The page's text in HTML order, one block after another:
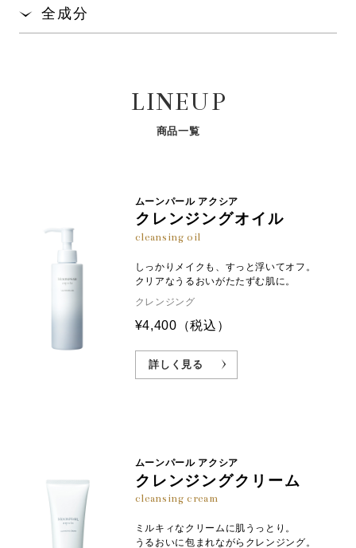
へ。
真珠層に約5%しか存在しない希少
なタンパク質から抽出。アミノ酸や
ペプチドを含み、天然保湿因子（N
MF）に似た働きで、角層のうるお
赤ちゃん真珠を包み込み、うるおい
ある環境で生育するアコヤ真珠の母
貝の外套膜から抽出。肌の表面温度
セラミドやNMF（天然保湿因子）
をサポートしてうるおいをキー
プ。しっとりやわらかな肌へ。
から抽出した独自成分。ハリの低
下や頬の毛穴が気になる大人の肌
にアプローチします。
※1 加水分解コンキオリン（保湿成分） ※2 サクシノイルアテロコラーゲン（保湿成分） ※3 保湿成分 ※4 グアバ葉エキス（整
たあと、そなえつけのスパチュラで適量をとり、顔
全体によくなじませるようにのばしてください。
ステップ① スパチュラを使い、手の甲に真珠1粒分
を目安に取ります。
ステップ③ 両手で包み込むように、やさしくなじま
全成分
リン酸ポリグリセリル－１０、ペンチレングリコール、
加水分解コンキオリン、サクシノイルアテロコラーゲ
ン、グアバ葉エキス、ヒキオコシ葉／茎エキス、サガラ
リル／ベヘニル）、ステアリン酸グリセリル、水添レシ
チン、トコフェロール、エタノール、リン酸２Ｎａ、リ
ン酸Ｋ、ジメチコン、フェノキシエタノール
LINEUP
商品一覧
ムーンパール アクシア
クレンジングオイル
cleansing oil
しっかりメイクも、すっと浮いてオフ。
クリアなうるおいがたたずむ肌に。
クレンジング
¥4,400 （税込）
詳しく見る
ムーンパール アクシア
クレンジングクリーム
cleansing cream
ミルキィなクリームに肌うっとり。
うるおいに包まれながらクレンジング。